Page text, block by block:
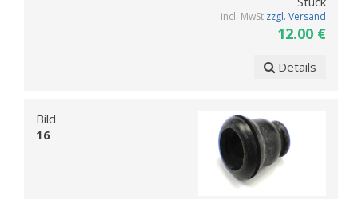
incl. MwSt zzgl. Versand
12.00 €
Details
Bild
16